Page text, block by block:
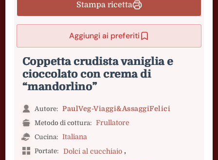
Stampa ricetta
Aggiungi ai preferiti
Coppetta crudista vaniglia e
cioccolato con crema di
“mandorlino”
Autore: PaulVeg-Viaggi&AssaggiFelici
Metodo di cottura: Frullatore
Cucina: Italiana
Portate: Dolci al cucchiaio ,